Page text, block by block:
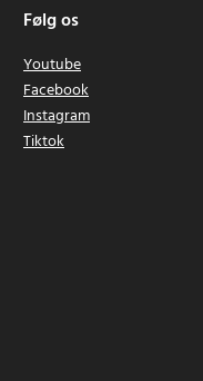
Følg os
Youtube
Facebook
Instagram
Tiktok